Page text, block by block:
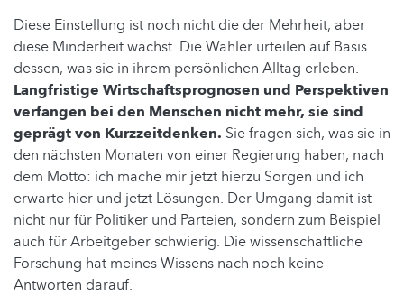
Diese Einstellung ist noch nicht die der Mehrheit, aber
diese Minderheit wächst. Die Wähler urteilen auf Basis
dessen, was sie in ihrem persönlichen Alltag erleben.
Langfristige Wirtschaftsprognosen und Perspektiven
verfangen bei den Menschen nicht mehr, sie sind
geprägt von Kurzzeitdenken. Sie fragen sich, was sie in
den nächsten Monaten von einer Regierung haben, nach
dem Motto: ich mache mir jetzt hierzu Sorgen und ich
erwarte hier und jetzt Lösungen. Der Umgang damit ist
nicht nur für Politiker und Parteien, sondern zum Beispiel
auch für Arbeitgeber schwierig. Die wissenschaftliche
Forschung hat meines Wissens nach noch keine
Antworten darauf.